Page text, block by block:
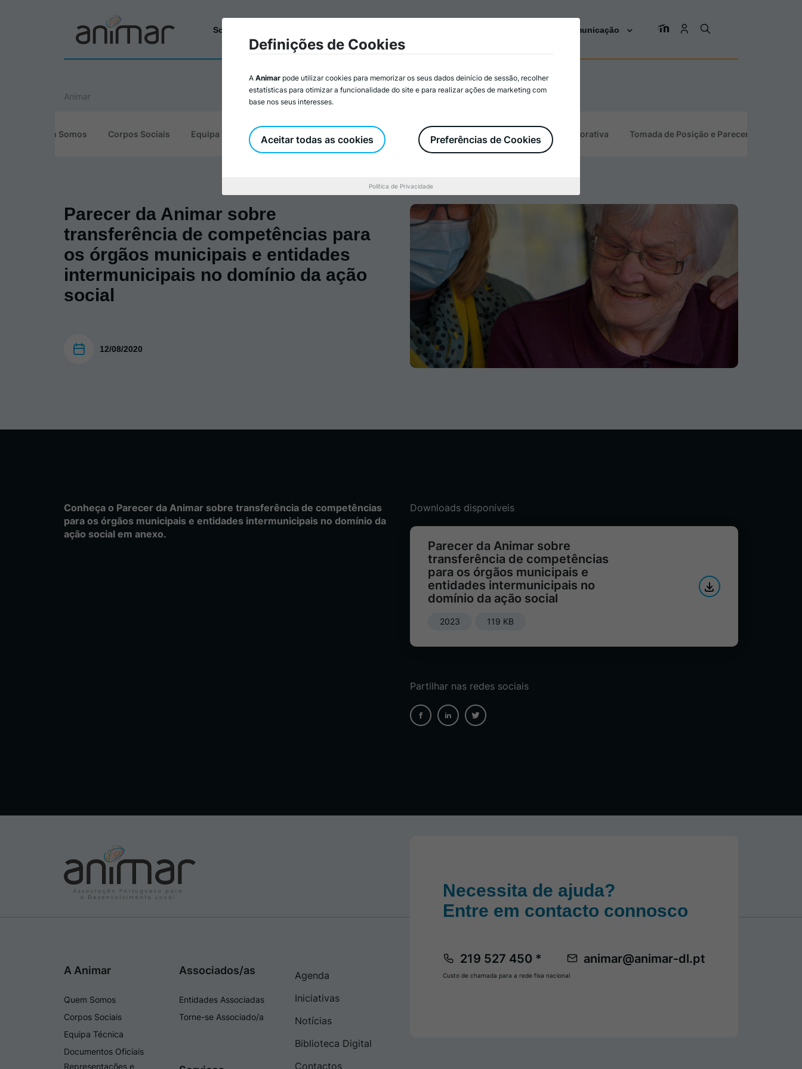
Sobre a Animar Comunicação
Animar
Quem Somos Corpos Sociais Equipa Técnica Documentos Oficiais Representações e Parcerias Identidade Corporativa Tomada de Posição e Pareceres
Parecer da Animar sobre
transferência de competências para
os órgãos municipais e entidades
intermunicipais no domínio da ação
social
12/08/2020
Conheça o Parecer da Animar sobre transferência de competências
para os órgãos municipais e entidades intermunicipais no domínio da
ação social em anexo.
Downloads disponíveis
Parecer da Animar sobre
transferência de competências
para os órgãos municipais e
entidades intermunicipais no
domínio da ação social
2023 119 KB
Partilhar nas redes sociais
A Animar
Quem Somos
Corpos Sociais
Equipa Técnica
Documentos Oficiais
Representações e
Associados/as
Entidades Associadas
Torne-se Associado/a
Agenda
Iniciativas
Notícias
Biblioteca Digital
Contactos
Necessita de ajuda?
Entre em contacto connosco
219 527 450 * animar@animar-dl.pt
Custo de chamada para a rede fixa nacional
Definições de Cookies
A Animar pode utilizar cookies para memorizar os seus dados deinício de sessão, recolher
estatísticas para otimizar a funcionalidade do site e para realizar ações de marketing com
base nos seus interesses.
Preferências de Cookies
Aceitar todas as cookies
Política de Privacidade